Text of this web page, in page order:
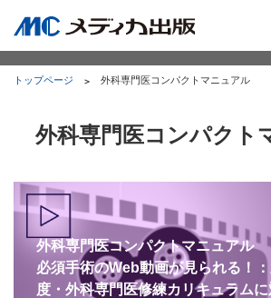
トップページ 外科専門医コンパクトマニュアル
外科専門医コンパクト
外科専門医コンパクトマニュアル
必須手術のWeb動画が見られる！
度・外科専門医修練カリキュラム